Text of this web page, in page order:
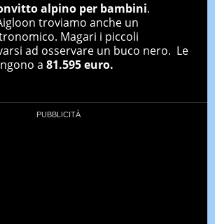
alpino per bambini.
troviamo anche un
Magari i piccoli
ad osservare un buco nero. Le
a 81.595 euro.